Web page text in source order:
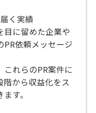
く実績
目に留めた企業や
PR依頼メッセージ
これらのPR案件に
から収益化をス
す。